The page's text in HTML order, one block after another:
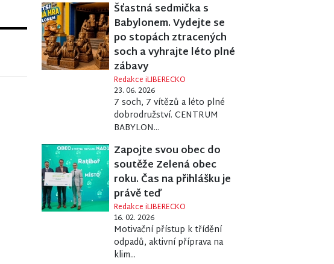
Šťastná sedmička s
Babylonem. Vydejte se
po stopách ztracených
soch a vyhrajte léto plné
zábavy
Redakce iLIBERECKO
23. 06. 2026
7 soch, 7 vítězů a léto plné
dobrodružství. CENTRUM
BABYLON...
Zapojte svou obec do
soutěže Zelená obec
roku. Čas na přihlášku je
právě teď
Redakce iLIBERECKO
16. 02. 2026
Motivační přístup k třídění
odpadů, aktivní příprava na
klim...